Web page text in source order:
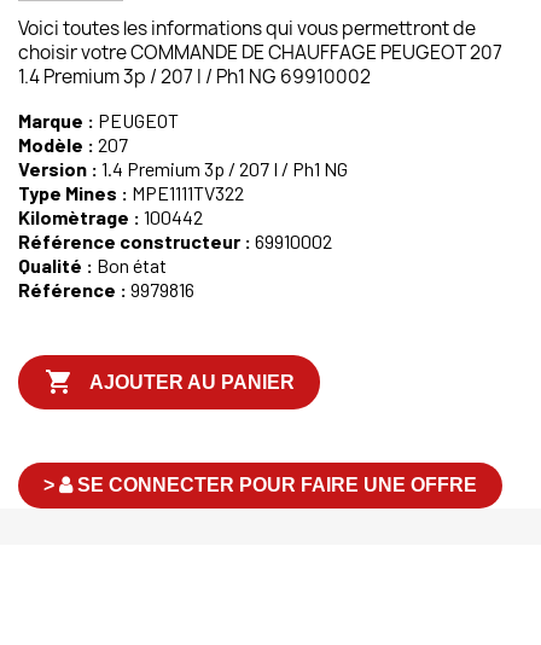
Voici toutes les informations qui vous permettront de
choisir votre COMMANDE DE CHAUFFAGE PEUGEOT 207
1.4 Premium 3p / 207 I / Ph1 NG 69910002
Marque : PEUGEOT
Modèle : 207
Version : 1.4 Premium 3p / 207 I / Ph1 NG
Type Mines : MPE1111TV322
Kilomètrage : 100442
Référence constructeur : 69910002
Qualité : Bon état
Référence : 9979816
 AJOUTER AU PANIER
> SE CONNECTER POUR FAIRE UNE OFFRE